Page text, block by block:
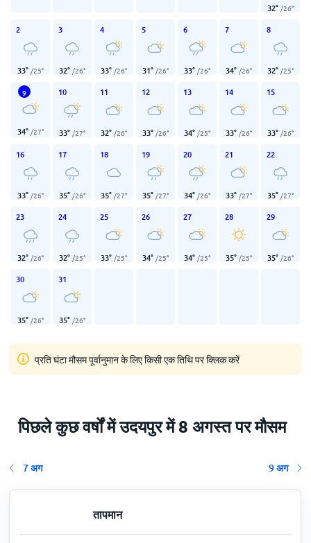
32° /26°
2
33° /25°
3
32° /26°
4
33° /26°
5
31° /26°
6
33° /26°
7
34° /26°
8
32° /25°
9
34° /27°
10
33° /27°
11
32° /26°
12
33° /26°
13
34° /25°
14
33° /26°
15
33° /26°
16
33° /26°
17
35° /26°
18
35° /27°
19
35° /27°
20
34° /26°
21
33° /27°
22
35° /27°
23
32° /26°
24
32° /25°
25
33° /25°
26
34° /25°
27
34° /25°
28
35° /25°
29
35° /26°
30
35° /26°
31
35° /26°
प्रति घंटा मौसम पूर्वानुमान के लिए किसी एक तिथि पर क्लिक करें
पिछले कुछ वर्षों में उदयपुर में 8 अगस्त पर मौसम
7 अग 9 अग
तापमान